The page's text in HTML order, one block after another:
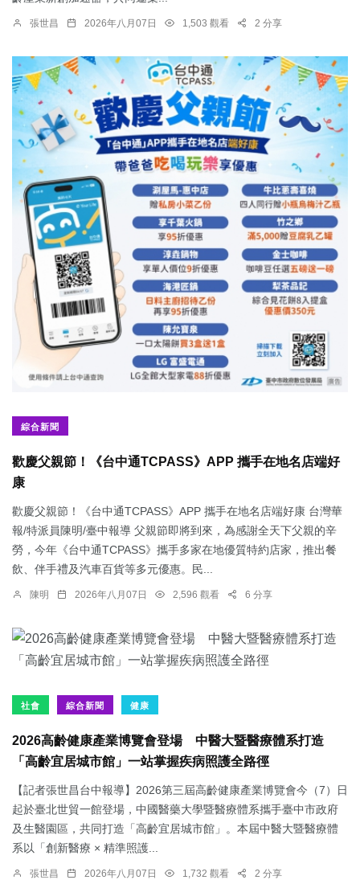
張世昌 2026年八月07日 1,503 觀看 2 分享
綜合新聞
歡慶父親節！《台中通TCPASS》APP 攜手在地名店端好
康
歡慶父親節！《台中通TCPASS》APP 攜手在地名店端好康 台灣華
報/特派員陳明/臺中報導 父親節即將到來，為感謝全天下父親的辛
勞，今年《台中通TCPASS》攜手多家在地優質特約店家，推出餐
飲、伴手禮及汽車百貨等多元優惠。民...
陳明 2026年八月07日 2,596 觀看 6 分享
社會 綜合新聞 健康
2026高齡健康產業博覽會登場 中醫大暨醫療體系打造
「高齡宜居城市館」一站掌握疾病照護全路徑
【記者張世昌台中報導】2026第三屆高齡健康產業博覽會今（7）日
起於臺北世貿一館登場，中國醫藥大學暨醫療體系攜手臺中市政府
及生醫園區，共同打造「高齡宜居城市館」。本屆中醫大暨醫療體
系以「創新醫療 × 精準照護...
張世昌 2026年八月07日 1,732 觀看 2 分享